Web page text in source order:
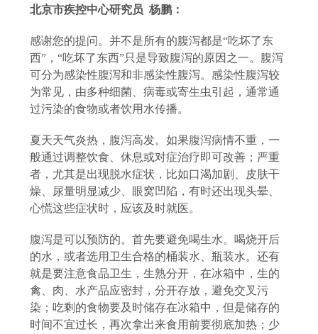
北京市疾控中心研究员 杨鹏：
感谢您的提问。并不是所有的腹泻都是“吃坏了东
西”，“吃坏了东西”只是导致腹泻的原因之一。腹泻
可分为感染性腹泻和非感染性腹泻。感染性腹泻较
为常见，由多种细菌、病毒或寄生虫引起，通常通
过污染的食物或者饮用水传播。
夏天天气炎热，腹泻高发。如果腹泻病情不重，一
般通过调整饮食、休息或对症治疗即可改善；严重
者，尤其是出现脱水症状，比如口渴加剧、皮肤干
燥、尿量明显减少、眼窝凹陷，有时还出现头晕、
心慌这些症状时，应该及时就医。
腹泻是可以预防的。首先要避免喝生水。喝烧开后
的水，或者选用卫生合格的桶装水、瓶装水。还有
就是要注意食品卫生，生熟分开，在冰箱中，生的
禽、肉、水产品应密封，分开存放，避免交叉污
染；吃剩的食物要及时储存在冰箱中，但是储存的
时间不宜过长，再次拿出来食用前要彻底加热；少